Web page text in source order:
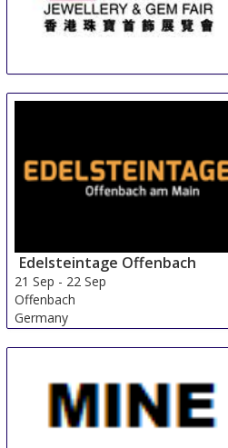
17 Sep-23 Sep
Edelsteintage Offenbach
21 Sep - 22 Sep
Offenbach
Germany